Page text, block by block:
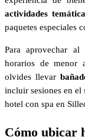
actividades
paquetes especiales
Para aprovechar
horarios de menor
olvides llevar
incluir sesiones en el
hotel con spa en
Cómo ubicar